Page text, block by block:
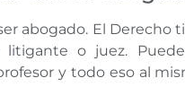
abogado. El Derecho
o juez.
y todo eso al